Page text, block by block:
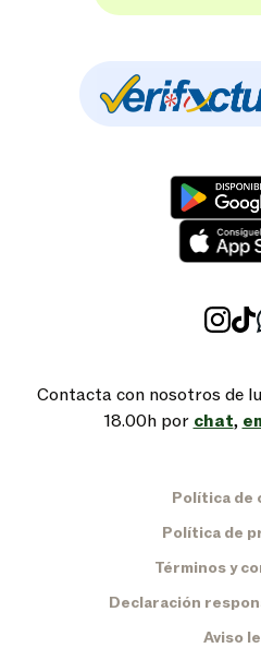
Contacta con nosotros de
18.00h por chat,
Política de
Política de
Términos y
Declaración
Aviso